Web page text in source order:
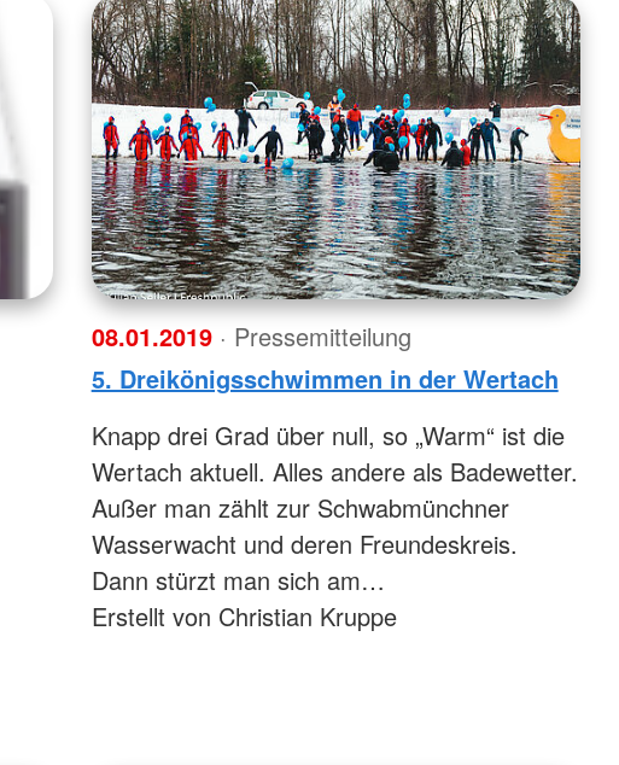
08.01.2019 · Pressemitteilung
5. Dreikönigsschwimmen in der Wertach
Knapp drei Grad über null, so „Warm“ ist die
Wertach aktuell. Alles andere als Badewetter.
Außer man zählt zur Schwabmünchner
Wasserwacht und deren Freundeskreis.
Dann stürzt man sich am…
Erstellt von Christian Kruppe